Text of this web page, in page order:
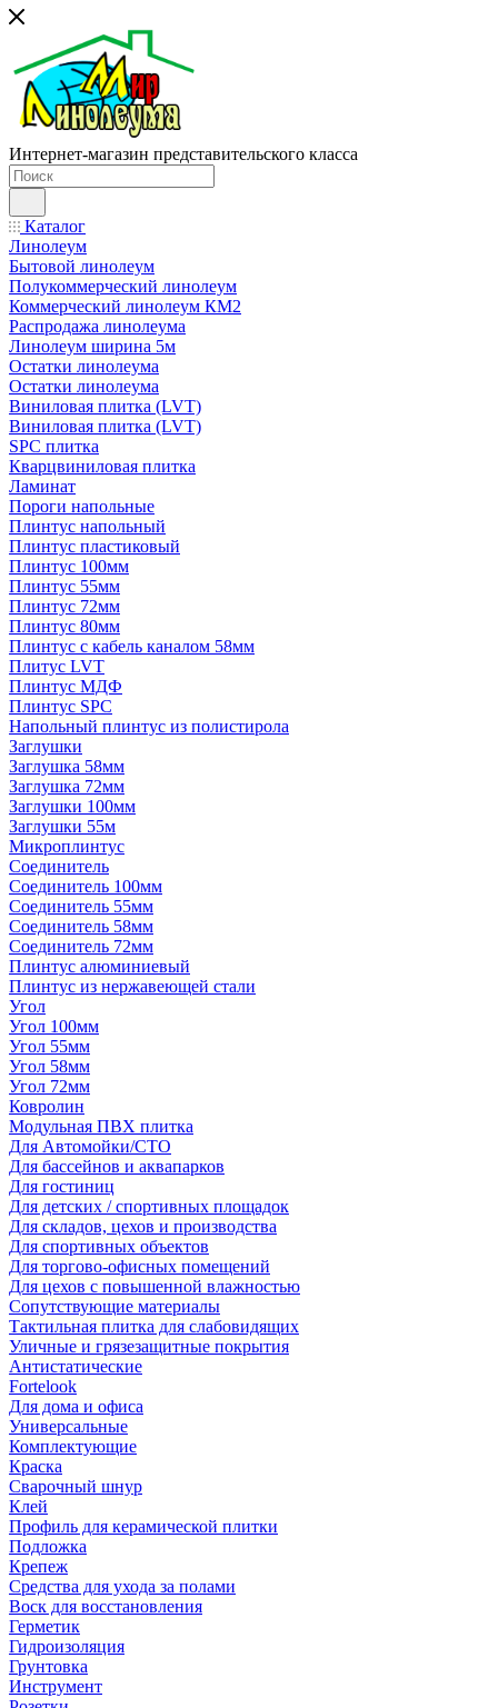
Интернет-магазин представительского класса
Каталог
Линолеум
Бытовой линолеум
Полукоммерческий линолеум
Коммерческий линолеум КМ2
Распродажа линолеума
Линолеум ширина 5м
Остатки линолеума
Остатки линолеума
Виниловая плитка (LVT)
Виниловая плитка (LVT)
SPC плитка
Кварцвиниловая плитка
Ламинат
Пороги напольные
Плинтус напольный
Плинтус пластиковый
Плинтус 100мм
Плинтус 55мм
Плинтус 72мм
Плинтус 80мм
Плинтус с кабель каналом 58мм
Плитус LVT
Плинтус МДФ
Плинтус SPC
Напольный плинтус из полистирола
Заглушки
Заглушка 58мм
Заглушка 72мм
Заглушки 100мм
Заглушки 55м
Микроплинтус
Соединитель
Соединитель 100мм
Соединитель 55мм
Соединитель 58мм
Соединитель 72мм
Плинтус алюминиевый
Плинтус из нержавеющей стали
Угол
Угол 100мм
Угол 55мм
Угол 58мм
Угол 72мм
Ковролин
Модульная ПВХ плитка
Для Автомойки/СТО
Для бассейнов и аквапарков
Для гостиниц
Для детских / спортивных площадок
Для складов, цехов и производства
Для спортивных объектов
Для торгово-офисных помещений
Для цехов с повышенной влажностью
Сопутствующие материалы
Тактильная плитка для слабовидящих
Уличные и грязезащитные покрытия
Антистатические
Fortelook
Для дома и офиса
Универсальные
Комплектующие
Краска
Сварочный шнур
Клей
Профиль для керамической плитки
Подложка
Крепеж
Средства для ухода за полами
Воск для восстановления
Герметик
Гидроизоляция
Грунтовка
Инструмент